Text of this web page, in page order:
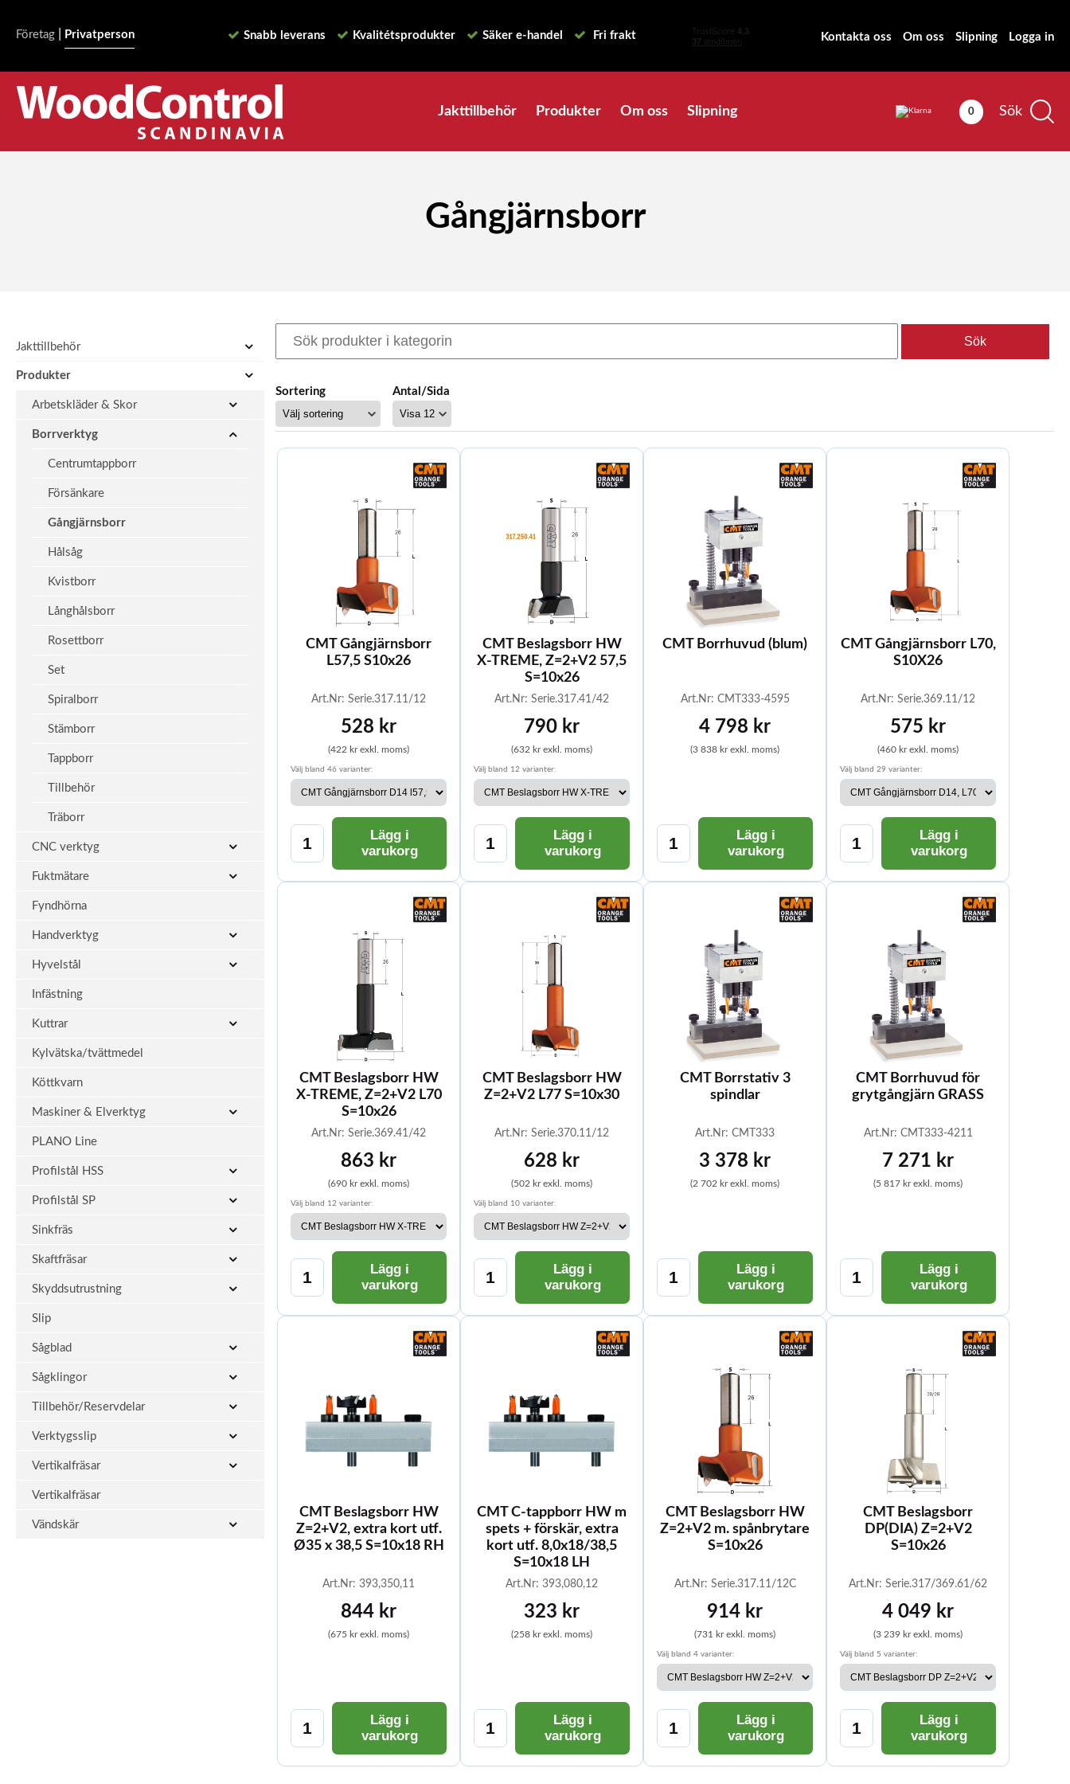
Företag Privatperson Snabb leverans Kvalitétsprodukter Säker e-handel Fri frakt Kontakta oss Om oss Slipning Logga in
Jakttillbehör Produkter Om oss Slipning 0 Sök
Gångjärnsborr
Jakttillbehör
Produkter
Arbetskläder & Skor
Borrverktyg
Centrumtappborr
Försänkare
Gångjärnsborr
Hålsåg
Kvistborr
Långhålsborr
Rosettborr
Set
Spiralborr
Stämborr
Tappborr
Tillbehör
Träborr
CNC verktyg
Fuktmätare
Fyndhörna
Handverktyg
Hyvelstål
Infästning
Kuttrar
Kylvätska/tvättmedel
Köttkvarn
Maskiner & Elverktyg
PLANO Line
Profilstål HSS
Profilstål SP
Sinkfräs
Skaftfräsar
Skyddsutrustning
Slip
Sågblad
Sågklingor
Tillbehör/Reservdelar
Verktygsslip
Vertikalfräsar
Vertikalfräsar
Vändskär
Sortering Antal/Sida
CMT Gångjärnsborr
L57,5 S10x26
Art.Nr: Serie.317.11/12
528 kr
(422 kr exkl. moms)
Välj bland 46 varianter:
Lägg i
varukorg
CMT Beslagsborr HW
X-TREME, Z=2+V2 57,5
S=10x26
Art.Nr: Serie.317.41/42
790 kr
(632 kr exkl. moms)
Välj bland 12 varianter:
Lägg i
varukorg
CMT Borrhuvud (blum)
Art.Nr: CMT333-4595
4 798 kr
(3 838 kr exkl. moms)
Lägg i
varukorg
CMT Gångjärnsborr L70,
S10X26
Art.Nr: Serie.369.11/12
575 kr
(460 kr exkl. moms)
Välj bland 29 varianter:
Lägg i
varukorg
CMT Beslagsborr HW
X-TREME, Z=2+V2 L70
S=10x26
Art.Nr: Serie.369.41/42
863 kr
(690 kr exkl. moms)
Välj bland 12 varianter:
Lägg i
varukorg
CMT Beslagsborr HW
Z=2+V2 L77 S=10x30
Art.Nr: Serie.370.11/12
628 kr
(502 kr exkl. moms)
Välj bland 10 varianter:
Lägg i
varukorg
CMT Borrstativ 3
spindlar
Art.Nr: CMT333
3 378 kr
(2 702 kr exkl. moms)
Lägg i
varukorg
CMT Borrhuvud för
grytgångjärn GRASS
Art.Nr: CMT333-4211
7 271 kr
(5 817 kr exkl. moms)
Lägg i
varukorg
CMT Beslagsborr HW
Z=2+V2, extra kort utf.
Ø35 x 38,5 S=10x18 RH
Art.Nr: 393,350,11
844 kr
(675 kr exkl. moms)
Lägg i
varukorg
CMT C-tappborr HW m
spets + förskär, extra
kort utf. 8,0x18/38,5
S=10x18 LH
Art.Nr: 393,080,12
323 kr
(258 kr exkl. moms)
Lägg i
varukorg
CMT Beslagsborr HW
Z=2+V2 m. spånbrytare
S=10x26
Art.Nr: Serie.317.11/12C
914 kr
(731 kr exkl. moms)
Välj bland 4 varianter:
Lägg i
varukorg
CMT Beslagsborr
DP(DIA) Z=2+V2
S=10x26
Art.Nr: Serie.317/369.61/62
4 049 kr
(3 239 kr exkl. moms)
Välj bland 5 varianter:
Lägg i
varukorg